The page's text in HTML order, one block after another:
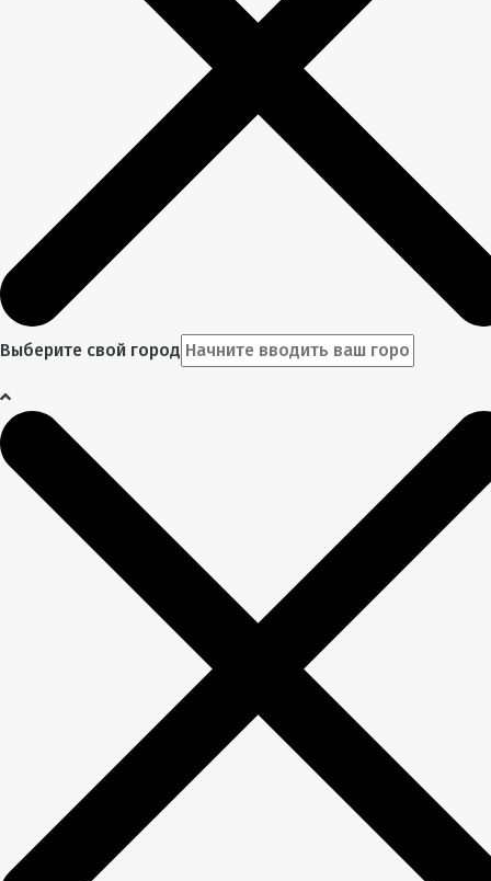
Выберите свой город